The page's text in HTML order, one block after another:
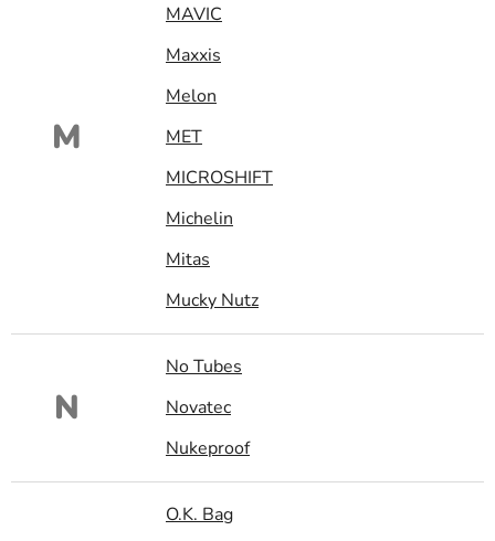
M
MAVIC
Maxxis
Melon
MET
MICROSHIFT
Michelin
Mitas
Mucky Nutz
N
No Tubes
Novatec
Nukeproof
O.K. Bag